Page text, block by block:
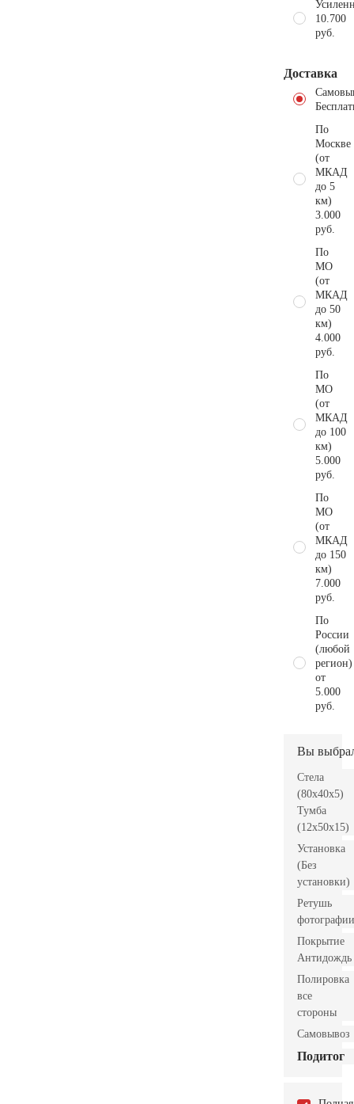
10.700
руб.
Доставка
По
Москве
(от
МКАД
до 5
км)
3.000
руб.
По
МО
(от
МКАД
до 50
км)
4.000
руб.
По
МО
(от
МКАД
до 100
км)
5.000
руб.
По
МО
(от
МКАД
до 150
км)
7.000
руб.
По
России
(любой
регион)
от
5.000
руб.
Вы
Стела
(80x40x5)
Тумба
(12x50x15)
Установка
(Без
установки)
Ретушь
фотографии
Покрытие
Антидождь
Полировка
все
стороны
Самовывоз
Подитог